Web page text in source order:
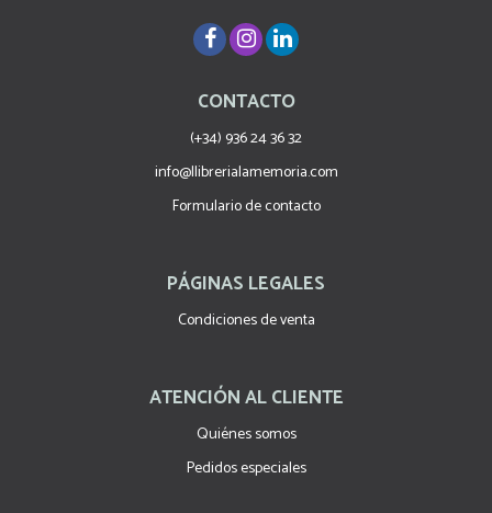
CONTACTO
(+34) 936 24 36 32
info@llibrerialamemoria.com
Formulario de contacto
PÁGINAS LEGALES
Condiciones de venta
ATENCIÓN AL CLIENTE
Quiénes somos
Pedidos especiales